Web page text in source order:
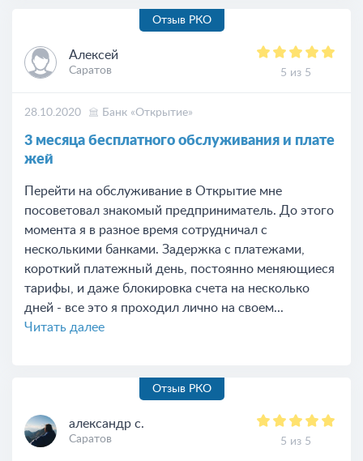
Отзыв РКО
Алексей
Саратов 5 из 5
28.10.2020 Банк «Открытие»
3 месяца бесплатного обслуживания и плате
жей
Перейти на обслуживание в Открытие мне
посоветовал знакомый предприниматель. До этого
момента я в разное время сотрудничал с
несколькими банками. Задержка с платежами,
короткий платежный день, постоянно меняющиеся
тарифы, и даже блокировка счета на несколько
дней - все это я проходил лично на своем...
Читать далее
Отзыв РКО
александр с.
Саратов 5 из 5